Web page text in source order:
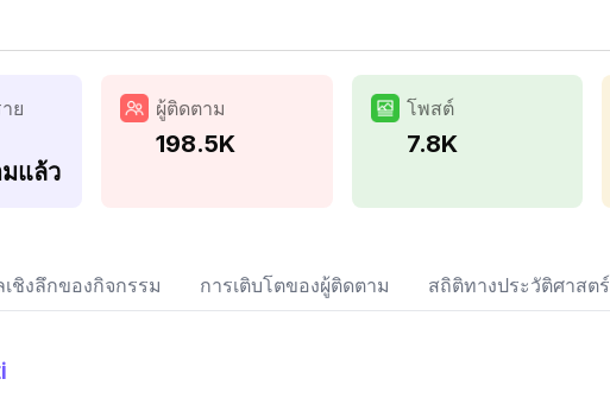
ย
แล้ว
ผู้ติดตาม
198.5K
โพสต์
7.8K
ชิงลึกของกิจกรรม การเติบโตของผู้ติดตาม สถิติทางประวัติศาสตร์